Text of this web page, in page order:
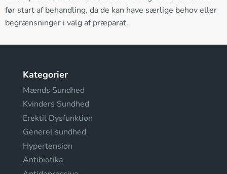
før start af behandling, da de kan have særlige behov eller
begrænsninger i valg af præparat.
Kategorier
Mænds Sundhed
Kvinders Sundhed
Erektil Dysfunktion
Generel sundhed
Hypertension
Antibiotika